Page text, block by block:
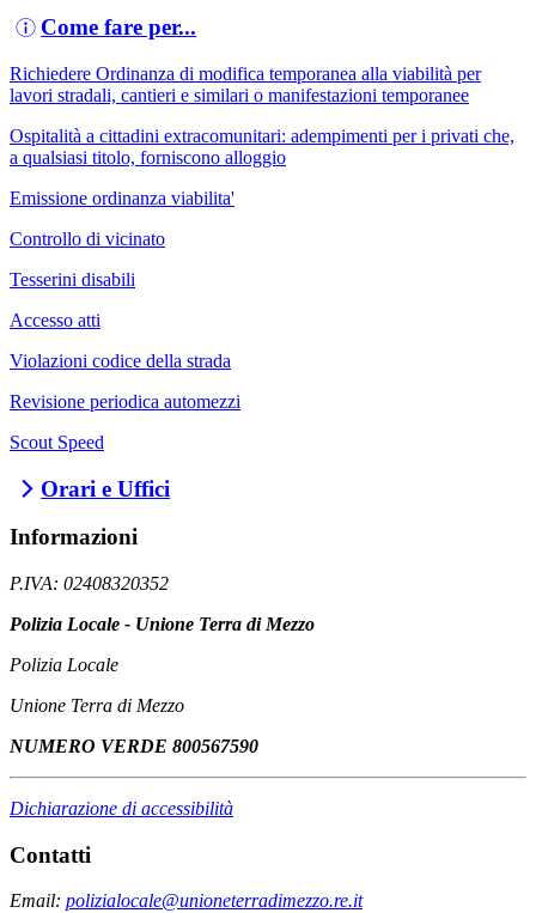
Come fare per...
Richiedere Ordinanza di modifica temporanea alla viabilità per
lavori stradali, cantieri e similari o manifestazioni temporanee
Ospitalità a cittadini extracomunitari: adempimenti per i privati che,
a qualsiasi titolo, forniscono alloggio
Emissione ordinanza viabilita'
Controllo di vicinato
Tesserini disabili
Accesso atti
Violazioni codice della strada
Revisione periodica automezzi
Scout Speed
Orari e Uffici
Informazioni
P.IVA: 02408320352
Polizia Locale - Unione Terra di Mezzo
Polizia Locale
Unione Terra di Mezzo
NUMERO VERDE 800567590
Dichiarazione di accessibilità
Contatti
Email: polizialocale@unioneterradimezzo.re.it